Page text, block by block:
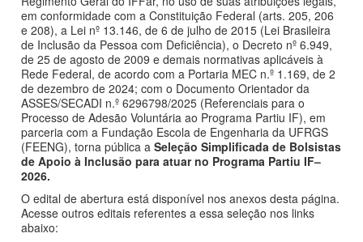
em conformidade com a Constituição Federal (arts. 205, 206
e 208), a Lei nº 13.146, de 6 de julho de 2015 (Lei Brasileira
de Inclusão da Pessoa com Deficiência), o Decreto nº 6.949,
de 25 de agosto de 2009 e demais normativas aplicáveis à
Rede Federal, de acordo com a Portaria MEC n.º 1.169, de 2
de dezembro de 2024; com o Documento Orientador da
ASSES/SECADI n.º 6296798/2025 (Referenciais para o
Processo de Adesão Voluntária ao Programa Partiu IF), em
parceria com a Fundação Escola de Engenharia da UFRGS
(FEENG), torna pública a Seleção Simplificada de Bolsistas
de Apoio à Inclusão para atuar no Programa Partiu IF–
2026.
O edital de abertura está disponível nos anexos desta página.
Acesse outros editais referentes a essa seleção nos links
abaixo: